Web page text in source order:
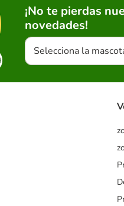
¡No te pierdas
novedades!
Selecciona la